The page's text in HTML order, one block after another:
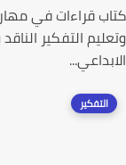
كتاب قراءات في
وتعليم التفكير
الابداعي...
التفكير